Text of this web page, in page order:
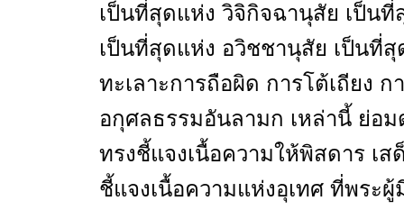
เป็นที่สุดแห่ง วิจิกิจฉานุสัย เป็น
เป็นที่สุดแห่ง อวิชชานุสัย เป็นที่
ทะเลาะการถือผิด การโต้เถียง
อกุศลธรรมอันลามก เหล่านี้ ย่อม
ทรงชี้แจงเนื้อความให้พิสดาร เ
ชี้แจงเนื้อความแห่งอุเทศ ที่พระ